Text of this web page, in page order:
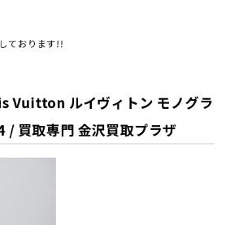
ております!!
Vuitton ルイヴィトン モノグラ
/ 買取専門 金沢買取プラザ